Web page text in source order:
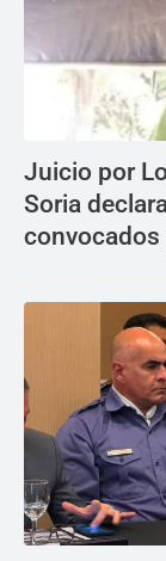
Juicio por
Soria
convocados